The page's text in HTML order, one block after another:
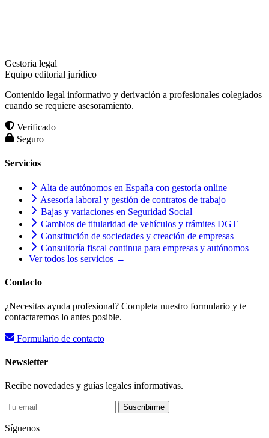
Gestoria legal
Equipo editorial jurídico
Contenido legal informativo y derivación a profesionales colegiados
cuando se requiere asesoramiento.
Verificado
Seguro
Servicios
Alta de autónomos en España con gestoría online
Asesoría laboral y gestión de contratos de trabajo
Bajas y variaciones en Seguridad Social
Cambios de titularidad de vehículos y trámites DGT
Constitución de sociedades y creación de empresas
Consultoría fiscal continua para empresas y autónomos
Ver todos los servicios →
Contacto
¿Necesitas ayuda profesional? Completa nuestro formulario y te
contactaremos lo antes posible.
Formulario de contacto
Newsletter
Recibe novedades y guías legales informativas.
Suscribirme
Síguenos